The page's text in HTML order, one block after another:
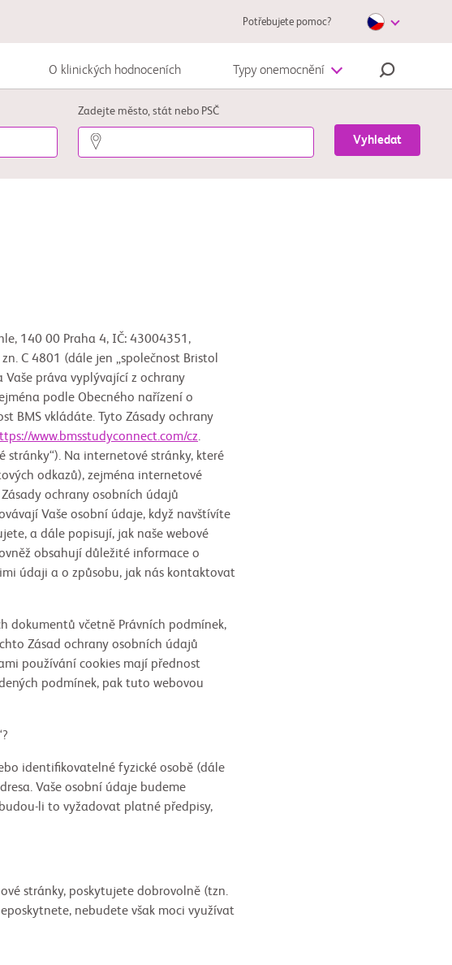
Potřebujete pomoc?
O klinických hodnoceních Typy onemocnění
Autoimunitní onemocnění
Zadejte město, stát nebo PSČ
Vyhledat
140 00 Praha 4, IČ: 43004351,
C 4801 (dále jen „společnost Bristol
Vaše práva vyplývající z ochrany
podle Obecného nařízení o
BMS vkládáte. Tyto Zásady ochrany
www.bmsstudyconnect.com/cz.
stránky“). Na internetové stránky, které
odkazů), zejména internetové
ochrany osobních údajů
Vaše osobní údaje, když navštívíte
a dále popisují, jak naše webové
obsahují důležité informace o
údaji a o způsobu, jak nás kontaktovat
dokumentů včetně Právních podmínek,
Zásad ochrany osobních údajů
používání cookies mají přednost
podmínek, pak tuto webovou
identifikovatelné fyzické osobě (dále
Vaše osobní údaje budeme
li to vyžadovat platné předpisy,
stránky, poskytujete dobrovolně (tzn.
nebudete však moci využívat